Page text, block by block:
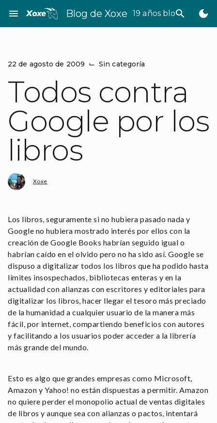
contenido
menu Blog de Xoxe 19 años bloggeando
search dark_mode
22 de agosto de 2009 ⌙ Sin categoría
Todos contra
Google por los
libros
Xoxe
Los libros, seguramente si no hubiera pasado nada y
Google no hubiera mostrado interés por ellos con la
creación de Google Books habrían seguido igual o
habrían caído en el olvido pero no ha sido así. Google se
dispuso a digitalizar todos los libros que ha podido hasta
límites insospechados, bibliotecas enteras y en la
actualidad con alianzas con escritores y editoriales para
digitalizar los libros, hacer llegar el tesoro más preciado
de la humanidad a cualquier usuario de la manera más
fácil, por internet, compartiendo beneficios con autores
y facilitando a los usuarios poder acceder a la librería
más grande del mundo.
Esto es algo que grandes empresas como Microsoft,
Amazon y Yahoo! no están dispuestas a permitir. Amazon
no quiere perder el monopolio actual de ventas digitales
de libros y aunque sea con alianzas o pactos, intentará